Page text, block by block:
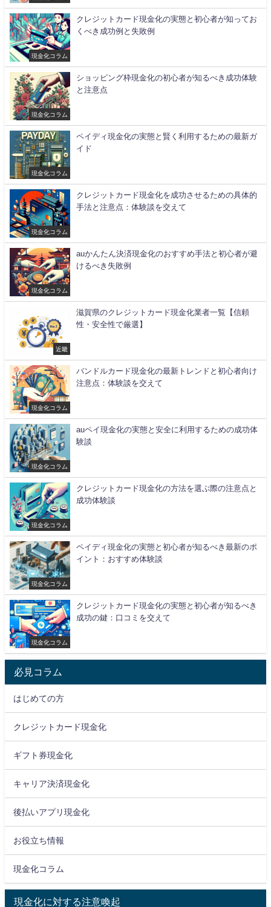
現金化コラム
クレジットカード現金化の実態と初心者が知ってお
くべき成功例と失敗例
現金化コラム
ショッピング枠現金化の初心者が知るべき成功体験
と注意点
現金化コラム
ペイディ現金化の実態と賢く利用するための最新ガ
イド
現金化コラム
クレジットカード現金化を成功させるための具体的
手法と注意点：体験談を交えて
現金化コラム
auかんたん決済現金化のおすすめ手法と初心者が避
けるべき失敗例
近畿
滋賀県のクレジットカード現金化業者一覧【信頼
性・安全性で厳選】
現金化コラム
バンドルカード現金化の最新トレンドと初心者向け
注意点：体験談を交えて
現金化コラム
auペイ現金化の実態と安全に利用するための成功体
験談
現金化コラム
クレジットカード現金化の方法を選ぶ際の注意点と
成功体験談
現金化コラム
ペイディ現金化の実態と初心者が知るべき最新のポ
イント：おすすめ体験談
現金化コラム
クレジットカード現金化の実態と初心者が知るべき
成功の鍵：口コミを交えて
必見コラム
はじめての方
クレジットカード現金化
ギフト券現金化
キャリア決済現金化
後払いアプリ現金化
お役立ち情報
現金化コラム
現金化に対する注意喚起